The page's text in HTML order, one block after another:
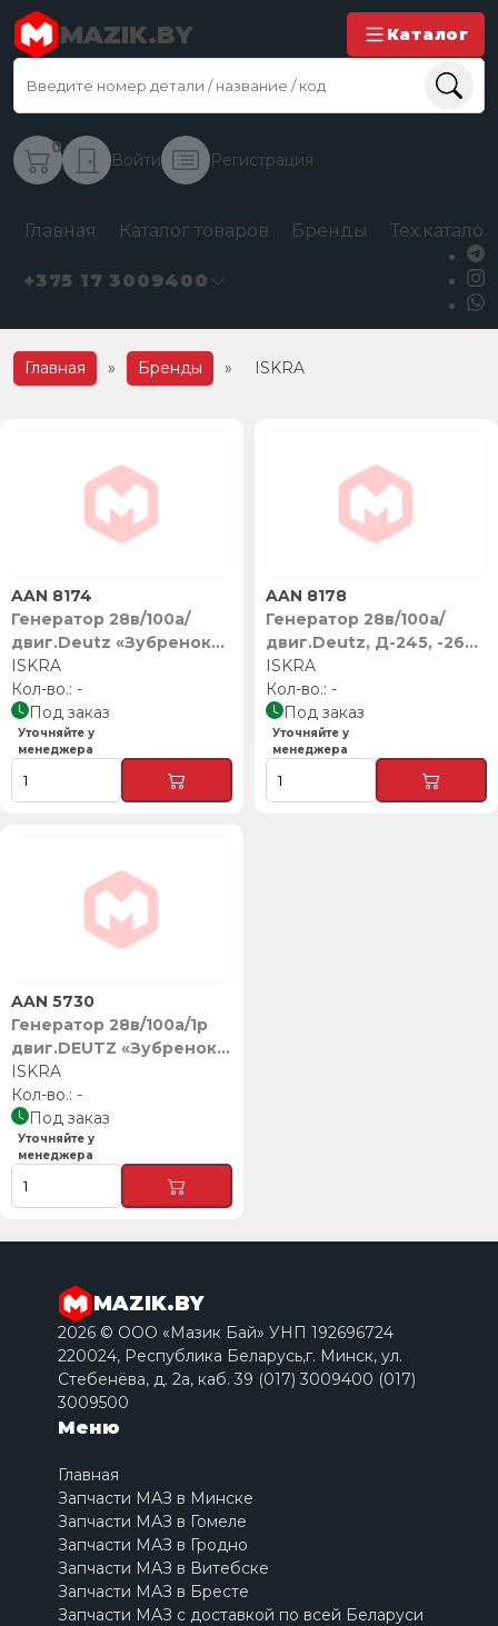
MAZIK.BY Каталог
0
Войти Регистрация
Главная Каталог товаров Бренды
+375 17 3009400
Главная » Бренды » ISKRA
Генератор 28в/100а/
двиг.Deutz «Зубренок»,
ISKRA
AAN 8174
ISKRA
-
Под заказ
Уточняйте у
менеджера
Генератор 28в/100а/
двиг.Deutz, Д-245, -260
(евро-3, -4) «Зубренок»,
ISKRA
AAN 8178
ISKRA
-
Под заказ
Уточняйте у
менеджера
Генератор 28в/100а/1р
двиг.DEUTZ «Зубренок»,
АМАЗ-256 (аналог AАN
8171), ISKRA
AAN 5730
ISKRA
-
Под заказ
Уточняйте у
менеджера
MAZIK.BY
2026 © ООО «Мазик Бай» УНП 192696724
220024, Республика Беларусь,г. Минск, ул.
Стебенёва, д. 2a, каб. 39 (017) 3009400 (017)
3009500
Меню
Главная
Запчасти МАЗ в Минске
Запчасти МАЗ в Гомеле
Запчасти МАЗ в Гродно
Запчасти МАЗ в Витебске
Запчасти МАЗ в Бресте
Запчасти МАЗ с доставкой по всей Беларуси